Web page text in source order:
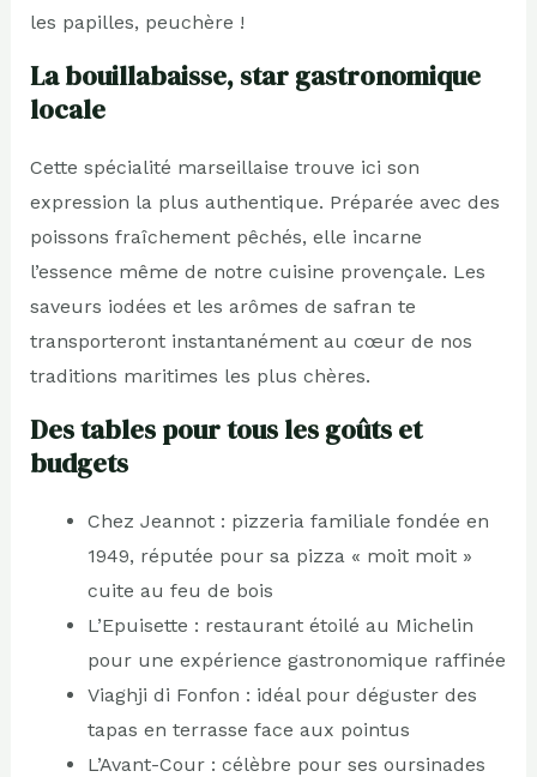
les papilles, peuchère !
La bouillabaisse, star gastronomique
locale
Cette spécialité marseillaise trouve ici son
expression la plus authentique. Préparée avec des
poissons fraîchement pêchés, elle incarne
l’essence même de notre cuisine provençale. Les
saveurs iodées et les arômes de safran te
transporteront instantanément au cœur de nos
traditions maritimes les plus chères.
Des tables pour tous les goûts et
budgets
Chez Jeannot : pizzeria familiale fondée en
1949, réputée pour sa pizza « moit moit »
cuite au feu de bois
L’Epuisette : restaurant étoilé au Michelin
pour une expérience gastronomique raffinée
Viaghji di Fonfon : idéal pour déguster des
tapas en terrasse face aux pointus
L’Avant-Cour : célèbre pour ses oursinades